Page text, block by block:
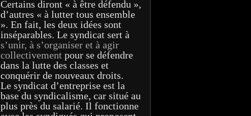
Certains diront « à être défendu »,
d’autres « à lutter tous ensemble
». En fait, les deux idées sont
inséparables. Le syndicat sert à
s’unir, à s’organiser et à agir
collectivement pour se défendre
dans la lutte des classes et
conquérir de nouveaux droits.
Le syndicat d’entreprise est la
base du syndicalisme, car situé au
plus près du salarié. Il fonctionne